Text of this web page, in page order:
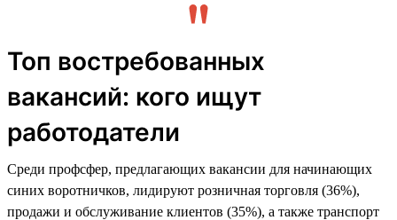
Топ востребованных
вакансий: кого ищут
работодатели
Среди профсфер, предлагающих вакансии для начинающих
синих воротничков, лидируют розничная торговля (36%),
продажи и обслуживание клиентов (35%), а также транспорт